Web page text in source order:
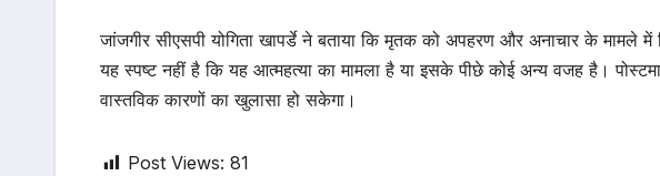
जांजगीर सीएसपी योगिता खापर्डे ने बताया कि मृतक को अपहरण और अनाचार के मामले
यह स्पष्ट नहीं है कि यह आत्महत्या का मामला है या इसके पीछे कोई अन्य वजह है।
वास्तविक कारणों का खुलासा हो सकेगा।
Post Views: 81